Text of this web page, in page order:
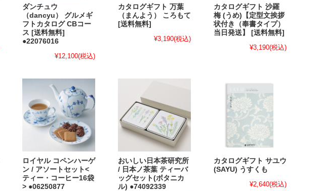
ダンチュウ
（dancyu） グルメギ
フトカタログ CBコー
ス [送料無料]
●22076016
¥12,100(税込)
カタログギフト 万葉
（まんよう） ころもて
[送料無料]
¥3,190(税込)
カタログギフト 沙羅
梅 (うめ)【定型文挨拶
状付き（奉書タイプ）
当日発送】 [送料無料]
¥3,190(税込)
ロイヤル コペンハーゲ
ン / アソートセット<
ティー・コーヒー16袋
> ●06250877
おいしい日本茶研究所
/ 日本ノ茶葉 ティーバ
ッグセット(ボタニカ
ル) ●74092339
カタログギフト サユウ
(SAYU) うすくも
¥2,640(税込)